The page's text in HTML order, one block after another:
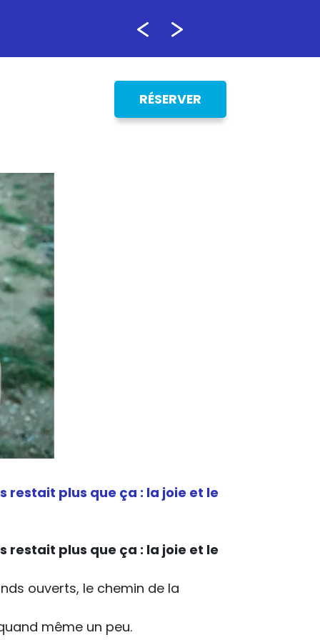
RÉSERVER
restait plus que ça : la joie et le
restait plus que ça : la joie et le
ouverts, le chemin de la
même un peu.